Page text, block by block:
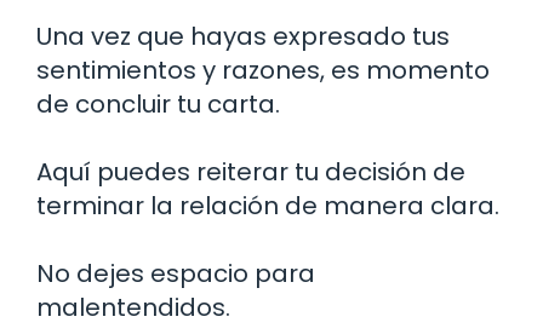
Una vez que hayas expresado tus
sentimientos y razones, es momento
de concluir tu carta.
Aquí puedes reiterar tu decisión de
terminar la relación de manera clara.
No dejes espacio para
malentendidos.